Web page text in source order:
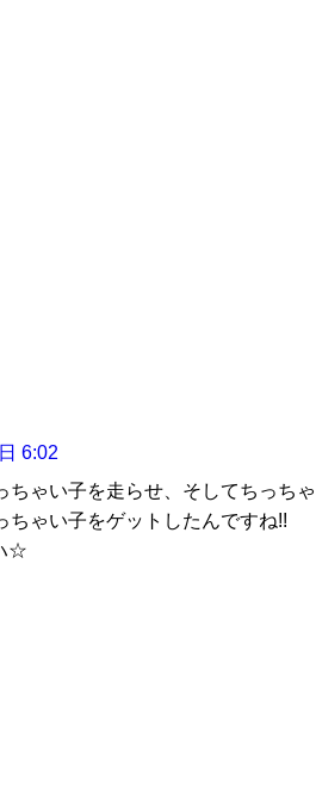
6:02
ちゃい子を走らせ、そしてちっちゃ
ちゃい子をゲットしたんですね!!
☆